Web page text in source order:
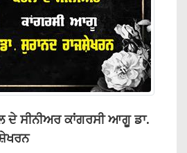
ਦੇ ਸੀਨੀਅਰ ਕਾਂਗਰਸੀ ਆਗੂ ਡਾ.